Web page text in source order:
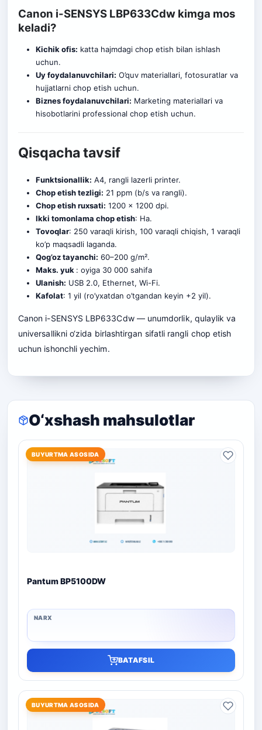
Canon i-SENSYS LBP633Cdw kimga mos
keladi?
Kichik ofis: katta hajmdagi chop etish bilan ishlash
uchun.
Uy foydalanuvchilari: O’quv materiallari, fotosuratlar va
hujjatlarni chop etish uchun.
Biznes foydalanuvchilari: Marketing materiallari va
hisobotlarini professional chop etish uchun.
Qisqacha tavsif
Funktsionallik: A4, rangli lazerli printer.
Chop etish tezligi: 21 ppm (b/s va rangli).
Chop etish ruxsati: 1200 x 1200 dpi.
Ikki tomonlama chop etish: Ha.
Tovoqlar: 250 varaqli kirish, 100 varaqli chiqish, 1 varaqli
ko’p maqsadli laganda.
Qog’oz tayanchi: 60–200 g/m².
Maks. yuk : oyiga 30 000 sahifa
Ulanish: USB 2.0, Ethernet, Wi-Fi.
Kafolat: 1 yil (ro’yxatdan o’tgandan keyin +2 yil).
Canon i-SENSYS LBP633Cdw — unumdorlik, qulaylik va
universallikni o‘zida birlashtirgan sifatli rangli chop etish
uchun ishonchli yechim.
O‘xshash mahsulotlar
BUYURTMA ASOSIDA
Pantum BP5100DW
BATAFSIL
BUYURTMA ASOSIDA